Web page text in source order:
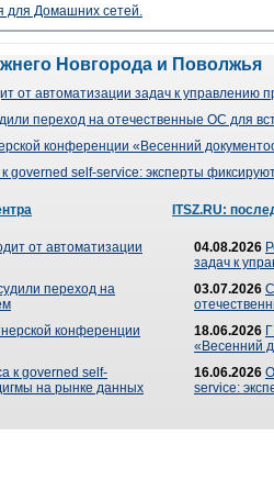
для Домашних сетей.
Новгорода и Поволжья
от автоматизации задач к управлению
переход на отечественные ОС для
конференции «Весенний
governed self-service: эксперты
от автоматизации
переход на
конференции
к governed self-
на рынке данных
ITSZ.RU:
04.08.2026
задач к
03.07.2026
18.06.2026
«Весенний
16.06.2026
service: